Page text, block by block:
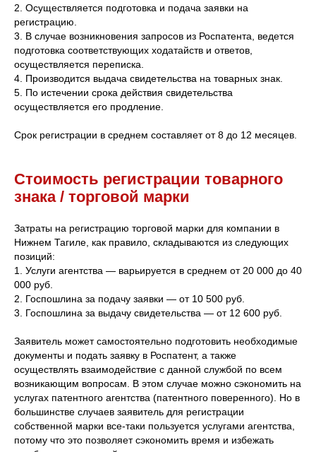
2. Осуществляется подготовка и подача заявки на
регистрацию.
3. В случае возникновения запросов из Роспатента, ведется
подготовка соответствующих ходатайств и ответов,
осуществляется переписка.
4. Производится выдача свидетельства на товарных знак.
5. По истечении срока действия свидетельства
осуществляется его продление.
Срок регистрации в среднем составляет от 8 до 12 месяцев.
Стоимость регистрации товарного
знака / торговой марки
Затраты на регистрацию торговой марки для компании в
Нижнем Тагиле, как правило, складываются из следующих
позиций:
1. Услуги агентства — варьируется в среднем от 20 000 до 40
000 руб.
2. Госпошлина за подачу заявки — от 10 500 руб.
3. Госпошлина за выдачу свидетельства — от 12 600 руб.
Заявитель может самостоятельно подготовить необходимые
документы и подать заявку в Роспатент, а также
осуществлять взаимодействие с данной службой по всем
возникающим вопросам. В этом случае можно сэкономить на
услугах патентного агентства (патентного поверенного). Но в
большинстве случаев заявитель для регистрации
собственной марки все-таки пользуется услугами агентства,
потому что это позволяет сэкономить время и избежать